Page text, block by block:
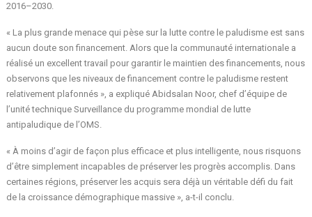
2016–2030.
« La plus grande menace qui pèse sur la lutte contre le paludisme est sans
aucun doute son financement. Alors que la communauté internationale a
réalisé un excellent travail pour garantir le maintien des financements, nous
observons que les niveaux de financement contre le paludisme restent
relativement plafonnés », a expliqué Abidsalan Noor, chef d’équipe de
l’unité technique Surveillance du programme mondial de lutte
antipaludique de l’OMS.
« À moins d’agir de façon plus efficace et plus intelligente, nous risquons
d’être simplement incapables de préserver les progrès accomplis. Dans
certaines régions, préserver les acquis sera déjà un véritable défi du fait
de la croissance démographique massive », a-t-il conclu.